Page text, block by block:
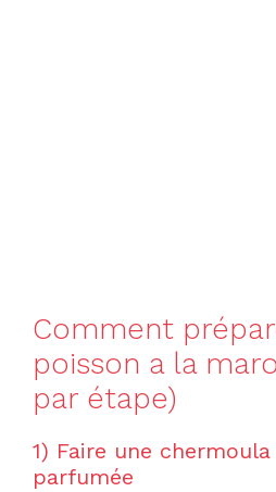
Comment
poisson a la
par étape)
1) Faire une
parfumée